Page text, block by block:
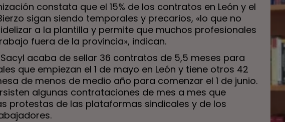
constata que el 15% de los contratos en León y el
sigan siendo temporales y precarios, «lo que no
a la plantilla y permite que muchos profesionales
fuera de la provincia», indican.
Sacyl acaba de sellar 36 contratos de 5,5 meses para
que empiezan el 1 de mayo en León y tiene otros 42
de menos de medio año para comenzar el 1 de junio.
algunas contrataciones de mes a mes que
protestas de las plataformas sindicales y de los